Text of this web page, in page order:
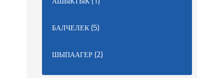
БАЛЧЕЛЕК(5)
ШЫПААГЕР(2)